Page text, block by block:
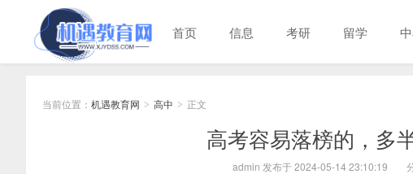
首页 信息 考研 留学
当前位置： 机遇教育网 > 高中 > 正文
高考容易落榜的，多
admin 发布于 2024-05-14 23:10:19